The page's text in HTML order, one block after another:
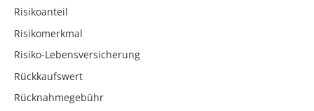
Risikoanteil
Risikomerkmal
Risiko-Lebensversicherung
Rückkaufswert
Rücknahmegebühr